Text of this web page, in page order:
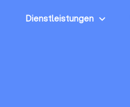
Dienstleistungen